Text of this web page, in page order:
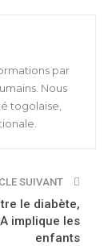
par
Nous
togolaise,
SUIVANT
le diabète,
implique les
enfants